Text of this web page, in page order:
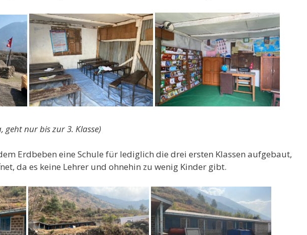
geht nur bis zur 3. Klasse)
Erdbeben eine Schule für lediglich die drei ersten Klassen aufgebaut,
da es keine Lehrer und ohnehin zu wenig Kinder gibt.